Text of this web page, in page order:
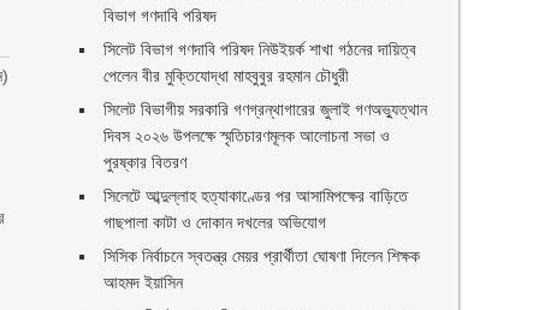
বিভাগ গণদাবি পরিষদ
সিলেট বিভাগ গণদাবি পরিষদ নিউইয়র্ক শাখা গঠনের দায়িত্ব
পেলেন বীর মুক্তিযোদ্ধা মাহবুবুর রহমান চৌধুরী ‎ ‎
সিলেট বিভাগীয় সরকারি গণগ্রন্থাগারের জুলাই গণঅভ্যুত্থান
দিবস ২০২৬ উপলক্ষে স্মৃতিচারণমূলক আলোচনা সভা ও
পুরষ্কার বিতরণ ‎ ‎
সিলেটে আব্দুল্লাহ হত্যাকাণ্ডের পর আসামিপক্ষের বাড়িতে
গাছপালা কাটা ও দোকান দখলের অভিযোগ
সিসিক নির্বাচনে স্বতন্ত্র মেয়র প্রার্থীতা ঘোষণা দিলেন শিক্ষক
আহমদ ইয়াসিন